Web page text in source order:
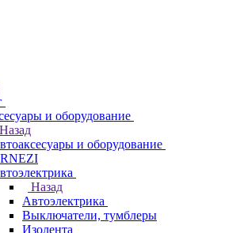
и оборудование
Назад
и оборудование
Назад
Автоэлектрика
Выключатели, тумблеры
Изолента